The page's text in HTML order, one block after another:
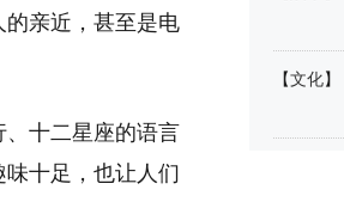
亲近，甚至是电
十二星座的语言
十足，也让人们
【文化】